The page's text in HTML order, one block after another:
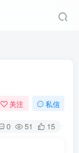
关注 私信
0 51 15